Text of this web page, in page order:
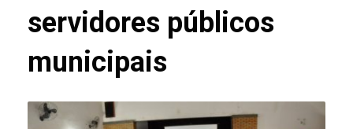
servidores públicos
municipais